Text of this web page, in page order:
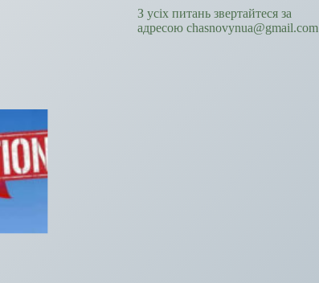
З усіх питань звертайтеся за
адресою chasnovynua@gmail.com